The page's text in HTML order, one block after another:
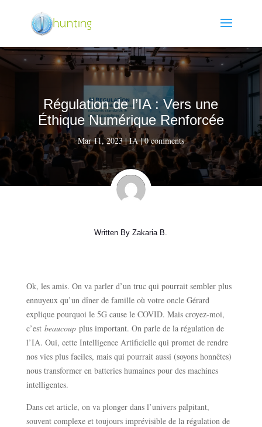
Régulation de l’IA : Vers une
Éthique Numérique Renforcée
Mar 11, 2023|IA|0 comments
Written ByZakaria B.
Ok, les amis. On va parler d’un truc qui pourrait sembler plus
ennuyeux qu’un dîner de famille où votre oncle Gérard
explique pourquoi le 5G cause le COVID. Mais croyez-moi,
c’est beaucoupplus important. On parle de la régulation de
l’IA. Oui, cette Intelligence Artificielle qui promet de rendre
nos vies plus faciles, mais qui pourrait aussi (soyons honnêtes)
nous transformer en batteries humaines pour des machines
intelligentes.
Dans cet article, on va plonger dans l’univers palpitant,
souvent complexe et toujours imprévisible de la régulation de